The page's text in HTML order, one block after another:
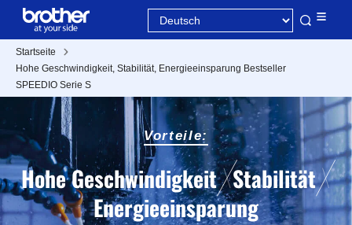
Startseite
Hohe Geschwindigkeit, Stabilität, Energieeinsparung Bestseller
SPEEDIO Serie S
Vorteile:
Hohe Geschwindigkeit Stabilität
Energieeinsparung